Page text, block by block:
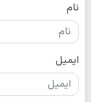
نام
ایمیل